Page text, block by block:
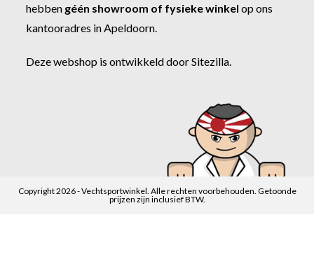
hebben géén showroom of fysieke winkel op ons
kantooradres in Apeldoorn.
Deze webshop is ontwikkeld doorSitezilla.
Copyright 2026 - Vechtsportwinkel. Alle rechten voorbehouden. Getoonde
prijzen zijn inclusief BTW.